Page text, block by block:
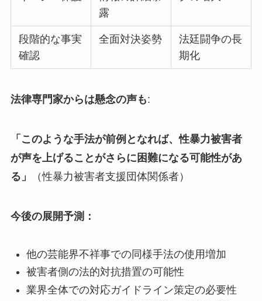
露
段階的な事実
確認
全面対決姿勢
法廷闘争の長
期化
法律専門家からは懸念の声も:
「このような手法が前例となれば、性暴力被害者
が声を上げることがさらに困難になる可能性があ
る」
（性暴力被害者支援団体関係者）
今後の展開予測：
他の芸能界不祥事での同様手法の使用増加
被害者側の法的対抗措置の可能性
業界全体での対応ガイドライン策定の必要性